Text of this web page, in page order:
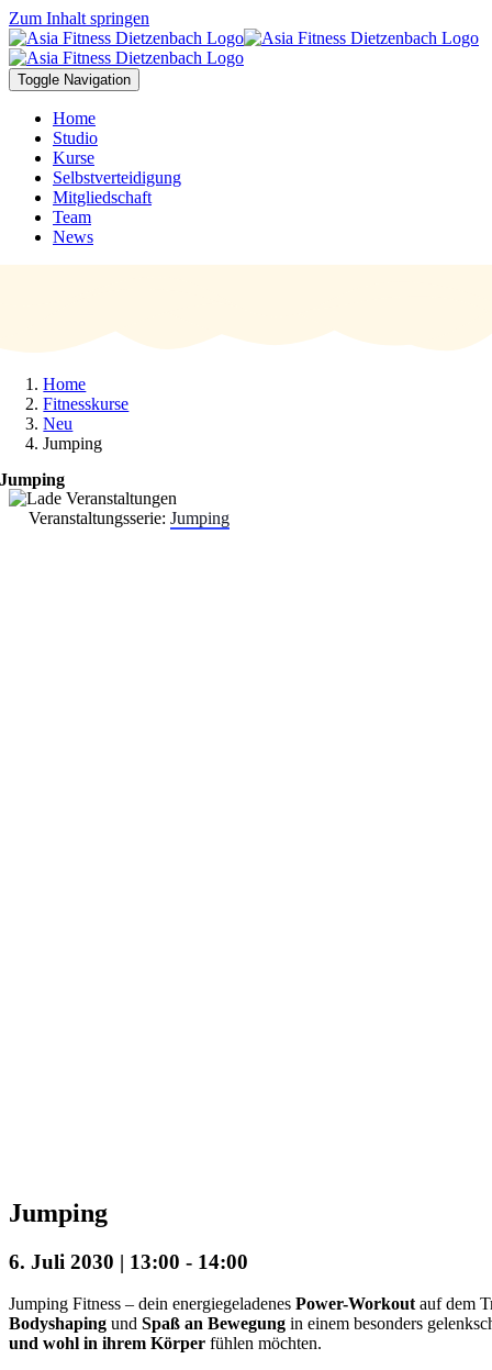
Zum Inhalt springen
Toggle Navigation
Home
Studio
Kurse
Selbstverteidigung
Mitgliedschaft
Team
News
Home
Fitnesskurse
Neu
Jumping
Jumping
Veranstaltungsserie: Jumping
Jumping
6. Juli 2030 | 13:00 - 14:00
Jumping Fitness – dein energiegeladenes Power-Workout auf dem
Bodyshaping und Spaß an Bewegung in einem besonders
und wohl in ihrem Körper fühlen möchten.